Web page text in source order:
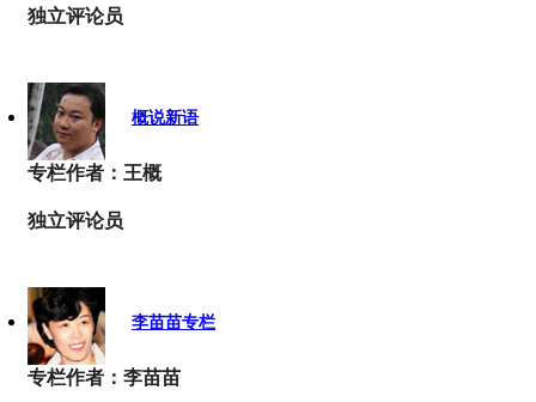
独立评论员
概说新语
专栏作者：王概
独立评论员
李苗苗专栏
专栏作者：李苗苗